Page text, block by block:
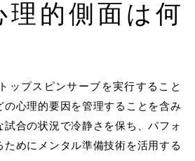
理的側面は何
ップスピンサーブを実行すること
の心理的要因を管理することを含み
試合の状況で冷静さを保ち、パフォ
ためにメンタル準備技術を活用する